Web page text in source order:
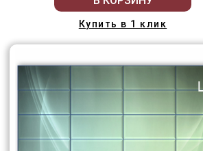
Купить в 1 клик